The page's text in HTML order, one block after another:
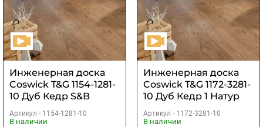
Инженерная доска
Coswick T&G 1154-1281-
10 Дуб Кедр S&B
Артикул - 1154-1281-10
В наличии
Инженерная доска
Coswick T&G 1172-3281-
10 Дуб Кедр 1 Натур
Артикул - 1172-3281-10
В наличии